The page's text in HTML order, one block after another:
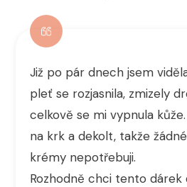
Již po pár dnech jsem
pleť se rozjasnila, zmizely
celkově se mi vypnula
na krk a dekolt, takže
krémy nepotřebuji.
Rozhodně chci tento dárek